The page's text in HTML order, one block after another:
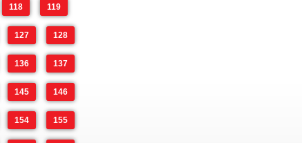
118 119
127 128
136 137
145 146
154 155